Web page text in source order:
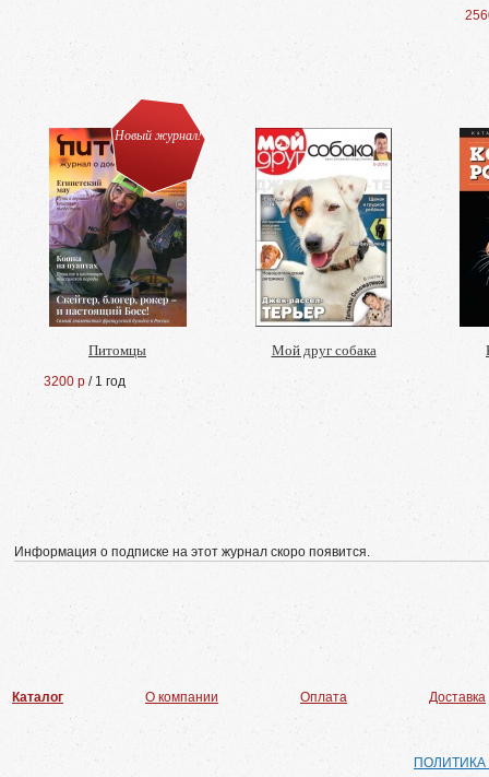
Новый журнал!
Питомцы
3200 р / 1 год
Мой друг собака
Информация о подписке на этот журнал скоро появится.
Каталог О компании Оплата Доставка